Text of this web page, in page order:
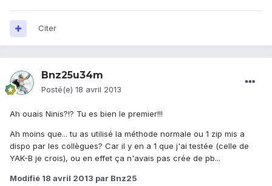
Citer
Bnz25u34m
Posté(e) 18 avril 2013
Ah ouais Ninis?!? Tu es bien le premier!!!
Ah moins que... tu as utilisé la méthode normale ou 1 zip mis a
dispo par les collègues? Car il y en a 1 que j'ai testée (celle de
YAK-B je crois), ou en effet ça n'avais pas crée de pb...
Modifié 18 avril 2013 par Bnz25